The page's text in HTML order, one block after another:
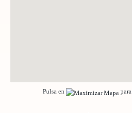
Pulsa en